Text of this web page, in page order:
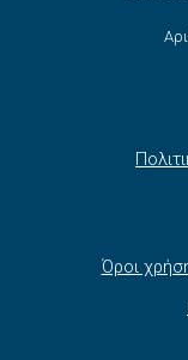
Όροι